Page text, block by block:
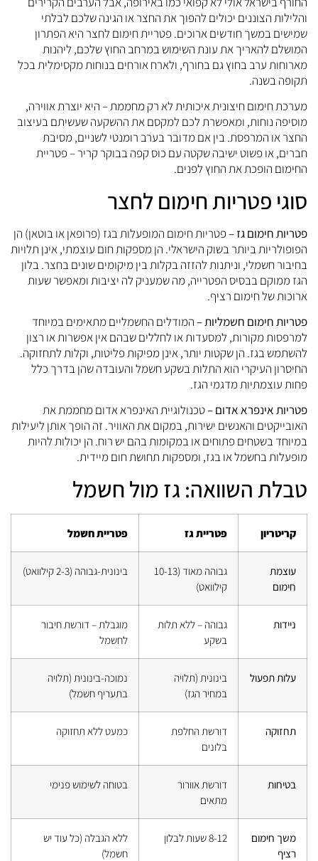
והלילות הצוננים יכולים להפוך את החצר או הגינה שלכם לבלתי
שמישים במשך חודשים ארוכים. פטריית חימום לחצר היא הפתרון
המושלם להאריך את עונת השימוש במרחב החוץ שלכם, ליהנות
מארוחות ערב בחוץ גם בחורף, ולארח אורחים בנוחות מקסימלית בכל
תקופה בשנה.
מערכת חימום חיצונית איכותית לא רק מחממת – היא יוצרת אווירה,
מוסיפה נוחות, ומאפשרת לכם למקסם את ההשקעה שעשיתם בעיצוב
החצר או המרפסת. בין אם מדובר בערב רומנטי לשניים, מסיבת
חברים, או פשוט ישיבה שקטה עם כוס קפה בבוקר קריר – פטריית
החימום הופכת את החוץ לפנים.
סוגי פטריות חימום לחצר
פטריות חימום גז –פטריות חימום המופעלות בגז (פרופאן או בוטאן) הן
הפופולריות ביותר בשוק הישראלי. הן מספקות חום עוצמתי, אינן תלויות
בחיבור חשמלי, וניתנות להזזה בקלות בין מיקומים שונים בחצר. בלון
הגז ממוקם בבסיס הפטרייה, מה שמעניק לה יציבות ומאפשר שעות
ארוכות של חימום רציף.
פטריות חימום חשמליות –המודלים החשמליים מתאימים במיוחד
למרפסות מקורות, למסעדות או לחללים שבהם אין אפשרות או רצון
להשתמש בגז. הן שקטות יותר, אינן מפיקות פליטות, וקלות לתחזוקה.
החיסרון העיקרי הוא התלות בשקע חשמל והעובדה שהן בדרך כלל
פחות עוצמתיות מדגמי הגז.
פטריות אינפרא אדום –טכנולוגיית האינפרא אדום מחממת את
האובייקטים והאנשים ישירות, במקום את האוויר. זה הופך אותן ליעילות
במיוחד בשטחים פתוחים או במקומות בהם יש רוח. הן יכולות להיות
מופעלות בחשמל או בגז, ומספקות תחושת חום מיידית.
טבלת השוואה: גז מול חשמל
קריטריון פטריית גז פטריית חשמל
עוצמת
חימום
גבוהה מאוד (10-13
קילוואט)
בינונית-גבוהה (2-3 קילוואט)
ניידות
גבוהה – ללא תלות
בשקע
מוגבלת – דורשת חיבור
לחשמל
עלות תפעול
בינונית (תלויה
במחיר הגז)
נמוכה-בינונית (תלויה
בתעריף חשמל)
תחזוקה
דורשת החלפת
בלונים
כמעט ללא תחזוקה
בטיחות
דורשת אוורור
מתאים
בטוחה לשימוש פנימי
משך חימום
רציף
8-12 שעות לבלון
ללא הגבלה (כל עוד יש
חשמל)